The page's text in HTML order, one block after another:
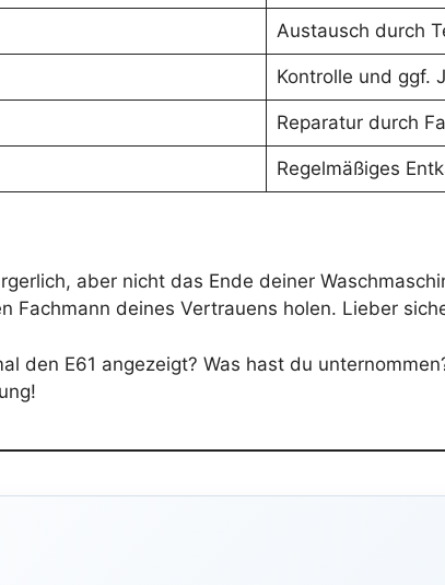
Austausch durch
Kontrolle und ggf.
Reparatur durch
Regelmäßiges
aber nicht das Ende deiner
Fachmann deines Vertrauens holen. Lieber
den E61 angezeigt? Was hast du